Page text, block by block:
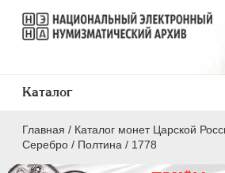
Главная / Каталог монет Царской
Серебро / Полтина / 1778
Каталог